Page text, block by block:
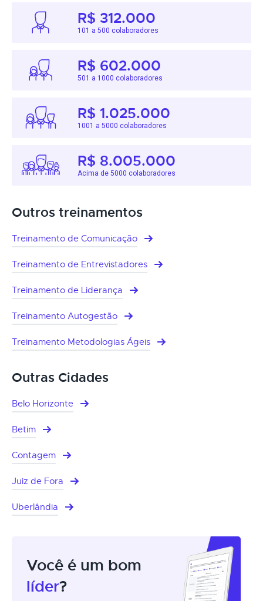
R$ 312.000
101 a 500 colaboradores
R$ 602.000
501 a 1000 colaboradores
R$ 1.025.000
1001 a 5000 colaboradores
R$ 8.005.000
Acima de 5000 colaboradores
Outros treinamentos
Treinamento de Comunicação
Treinamento de Entrevistadores
Treinamento de Liderança
Treinamento Autogestão
Treinamento Metodologias Ágeis
Outras Cidades
Belo Horizonte
Betim
Contagem
Juiz de Fora
Uberlândia
Você é um bom
líder?